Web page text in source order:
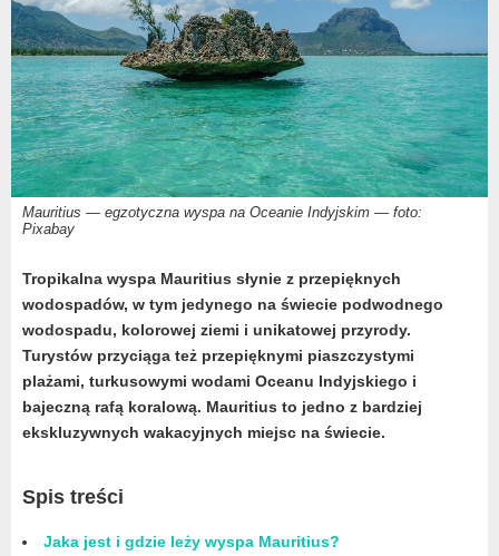
Mauritius — egzotyczna wyspa na Oceanie Indyjskim — foto:
Pixabay
Tropikalna wyspa Mauritius słynie z przepięknych
wodospadów, w tym jedynego na świecie podwodnego
wodospadu, kolorowej ziemi i unikatowej przyrody.
Turystów przyciąga też przepięknymi piaszczystymi
plażami, turkusowymi wodami Oceanu Indyjskiego i
bajeczną rafą koralową. Mauritius to jedno z bardziej
ekskluzywnych wakacyjnych miejsc na świecie.
Spis treści
Jaka jest i gdzie leży wyspa Mauritius?